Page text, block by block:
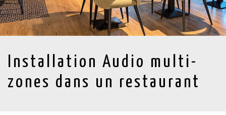
Installation Audio multi-
zones dans un restaurant